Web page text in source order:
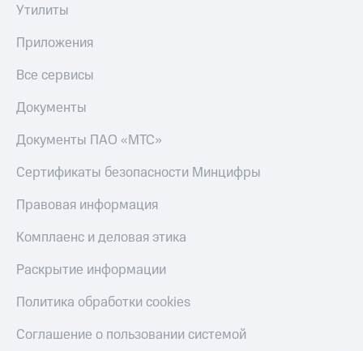
Утилиты
Приложения
Все сервисы
Документы
Документы ПАО «МТС»
Сертификаты безопасности Минцифры
Правовая информация
Комплаенс и деловая этика
Раскрытие информации
Политика обработки cookies
Соглашение о пользовании системой